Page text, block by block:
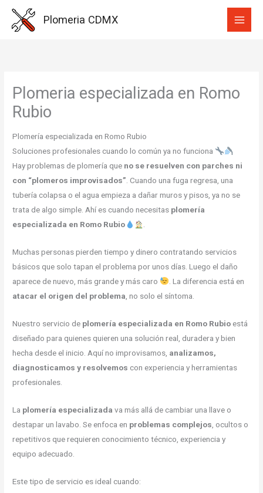
Plomeria CDMX
Plomeria especializada en Romo
Rubio
Plomería especializada en Romo Rubio
Soluciones profesionales cuando lo común ya no funciona
Hay problemas de plomería que no se resuelven con parches ni
con “plomeros improvisados”. Cuando una fuga regresa, una
tubería colapsa o el agua empieza a dañar muros y pisos, ya no se
trata de algo simple. Ahí es cuando necesitas plomería
especializada en Romo Rubio
.
Muchas personas pierden tiempo y dinero contratando servicios
básicos que solo tapan el problema por unos días. Luego el daño
aparece de nuevo, más grande y más caro
. La diferencia está en
atacar el origen del problema , no solo el síntoma.
Nuestro servicio de plomería especializada en Romo Rubio está
diseñado para quienes quieren una solución real, duradera y bien
hecha desde el inicio. Aquí no improvisamos, analizamos,
diagnosticamos y resolvemos con experiencia y herramientas
profesionales.
La plomería especializada va más allá de cambiar una llave o
destapar un lavabo. Se enfoca en problemas complejos , ocultos o
repetitivos que requieren conocimiento técnico, experiencia y
equipo adecuado.
Este tipo de servicio es ideal cuando: